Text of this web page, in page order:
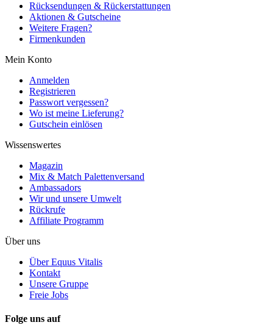
Rücksendungen & Rückerstattungen
Aktionen & Gutscheine
Weitere Fragen?
Firmenkunden
Mein Konto
Anmelden
Registrieren
Passwort vergessen?
Wo ist meine Lieferung?
Gutschein einlösen
Wissenswertes
Magazin
Mix & Match Palettenversand
Ambassadors
Wir und unsere Umwelt
Rückrufe
Affiliate Programm
Über uns
Über Equus Vitalis
Kontakt
Unsere Gruppe
Freie Jobs
Folge uns auf